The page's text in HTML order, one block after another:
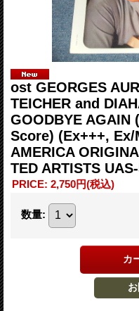
ost GEORGES
TEICHER and
GOODBYE
Score) (Ex+++, Ex/
AMERICA
TED ARTISTS
PRICE: 2,750円(税込)
数量: